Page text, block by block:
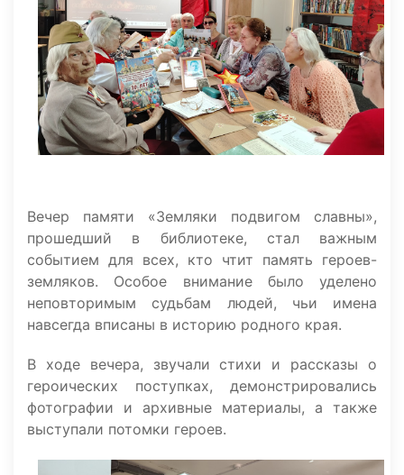
Вечер памяти «Земляки подвигом славны»,
прошедший в библиотеке, стал важным
событием для всех, кто чтит память героев-
земляков. Особое внимание было уделено
неповторимым судьбам людей, чьи имена
навсегда вписаны в историю родного края.
В ходе вечера, звучали стихи и рассказы о
героических поступках, демонстрировались
фотографии и архивные материалы, а также
выступали потомки героев.